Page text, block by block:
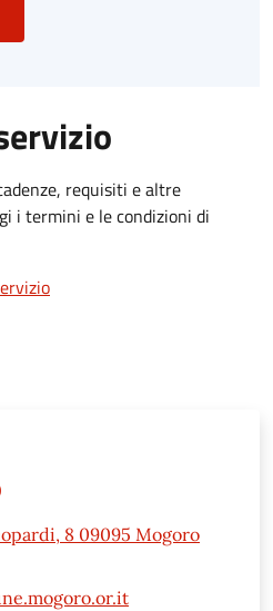
requisiti e altre
i termini e le condizioni di
8 09095 Mogoro